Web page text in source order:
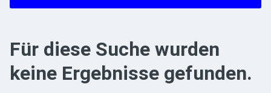
Für diese Suche wurden
keine Ergebnisse gefunden.